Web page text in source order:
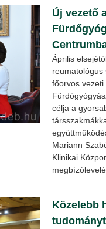
Új vezető
Április
reumatológus
főorvos vezeti
célja a
Mariann
Klinikai
Közelebb